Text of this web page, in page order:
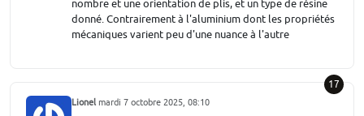
nombre et une orientation de plis, et un type de résine
donné. Contrairement à l'aluminium dont les propriétés
mécaniques varient peu d'une nuance à l'autre
17
Lionel mardi 7 octobre 2025, 08:10